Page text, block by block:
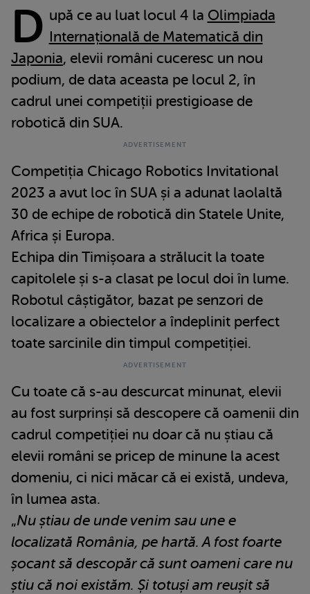
D upă ce au luat locul 4 la Olimpiada
Internațională de Matematică din
Japonia, elevii români cuceresc un nou
podium, de data aceasta pe locul 2, în
cadrul unei competiții prestigioase de
robotică din SUA.
Competiția Chicago Robotics Invitational
2023 a avut loc în SUA și a adunat laolaltă
30 de echipe de robotică din Statele Unite,
Africa și Europa.
Echipa din Timișoara a strălucit la toate
capitolele și s-a clasat pe locul doi în lume.
Robotul câștigător, bazat pe senzori de
localizare a obiectelor a îndeplinit perfect
toate sarcinile din timpul competiției.
Cu toate că s-au descurcat minunat, elevii
au fost surprinși să descopere că oamenii din
cadrul competiției nu doar că nu știau că
elevii români se pricep de minune la acest
domeniu, ci nici măcar că ei există, undeva,
în lumea asta.
„Nu știau de unde venim sau une e
localizată România, pe hartă. A fost foarte
șocant să descopăr că sunt oameni care nu
știu că noi existăm. Și totuși am reușit să